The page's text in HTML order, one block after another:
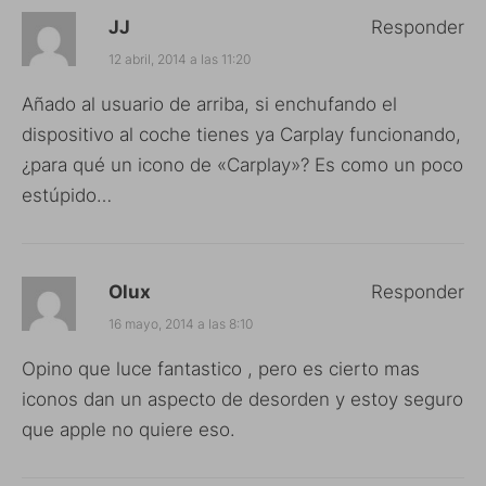
JJ
12 abril, 2014 a las 11:20
Añado al usuario de arriba, si enchufando el
dispositivo al coche tienes ya Carplay funcionando,
¿para qué un icono de «Carplay»? Es como un poco
estúpido…
Responder
Olux
16 mayo, 2014 a las 8:10
Opino que luce fantastico , pero es cierto mas
iconos dan un aspecto de desorden y estoy seguro
que apple no quiere eso.
Responder